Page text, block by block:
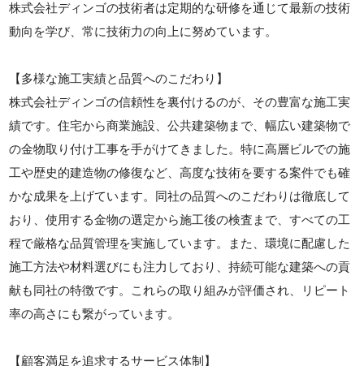
株式会社ディンゴの技術者は定期的な研修を通じて最新の技術
動向を学び、常に技術力の向上に努めています。
【多様な施工実績と品質へのこだわり】
株式会社ディンゴの信頼性を裏付けるのが、その豊富な施工実
績です。住宅から商業施設、公共建築物まで、幅広い建築物で
の金物取り付け工事を手がけてきました。特に高層ビルでの施
工や歴史的建造物の修復など、高度な技術を要する案件でも確
かな成果を上げています。同社の品質へのこだわりは徹底して
おり、使用する金物の選定から施工後の検査まで、すべての工
程で厳格な品質管理を実施しています。また、環境に配慮した
施工方法や材料選びにも注力しており、持続可能な建築への貢
献も同社の特徴です。これらの取り組みが評価され、リピート
率の高さにも繋がっています。
【顧客満足を追求するサービス体制】